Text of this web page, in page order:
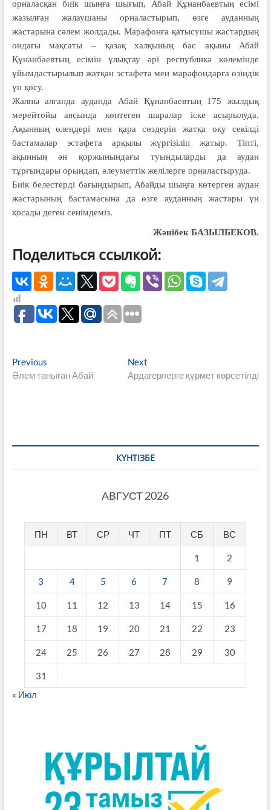
орналасқан биік шыңға шығып, Абай Құнанбаевтың есімі
жазылған жалаушаны орналастырып, өзге ауданның
жастарына сәлем жолдады. Марафонға қатысушы жастардың
ондағы мақсаты – қазақ халқының бас ақыны Абай
Құнанбаевтың есімін ұлықтау әрі республика көлемінде
ұйымдастырылып жатқан эстафета мен марафондарға өзіндік
үн қосу.
Жалпы алғанда ауданда Абай Құнанбаевтың 175 жылдық
мерейтойы аясында көптеген шаралар іске асырылуда.
Ақынның өлеңдері мен қара сөздерін жатқа оқу секілді
бастамалар эстафета арқылы жүргізіліп жатыр. Тіпті,
ақынның ән қоржынындағы туындыларды да аудан
тұрғындары орындап, әлеуметтік желілерге орналастыруда.
Биік белестерді бағындырып, Абайды шыңға көтерген аудан
жастарының бастамасына да өзге ауданның жастары үн
қосады деген сенімдеміз.
Жәнібек БАЗЫЛБЕКОВ.
Поделиться ссылкой:
Навигация
по
PreviousPrevious
post:
Әлем таныған Абай
Next
post:
Ардагерлерге құрмет көрсетілді
КҮНТІЗБЕ
АВГУСТ 2026
ПН ВТ СР ЧТ ПТ СБ ВС
1 2
3 4 5 6 7 8 9
10 11 12 13 14 15 16
17 18 19 20 21 22 23
24 25 26 27 28 29 30
31
« Июл